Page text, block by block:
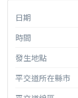
日期
時間
發生地點
平交道所在縣市